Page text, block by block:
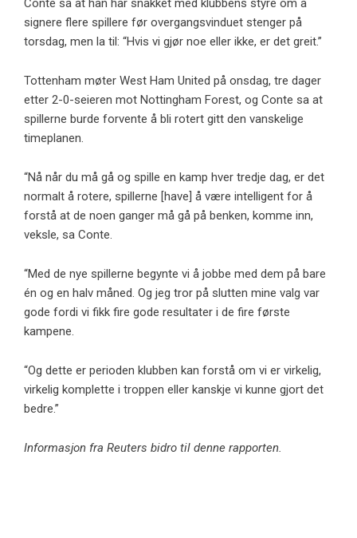
signere flere spillere før overgangsvinduet stenger på
torsdag, men la til: “Hvis vi gjør noe eller ikke, er det greit.”
Tottenham møter West Ham United på onsdag, tre dager
etter 2-0-seieren mot Nottingham Forest, og Conte sa at
spillerne burde forvente å bli rotert gitt den vanskelige
timeplanen.
“Nå når du må gå og spille en kamp hver tredje dag, er det
normalt å rotere, spillerne [have] å være intelligent for å
forstå at de noen ganger må gå på benken, komme inn,
veksle, sa Conte.
“Med de nye spillerne begynte vi å jobbe med dem på bare
én og en halv måned. Og jeg tror på slutten mine valg var
gode fordi vi fikk fire gode resultater i de fire første
kampene.
“Og dette er perioden klubben kan forstå om vi er virkelig,
virkelig komplette i troppen eller kanskje vi kunne gjort det
bedre.”
Informasjon fra Reuters bidro til denne rapporten.